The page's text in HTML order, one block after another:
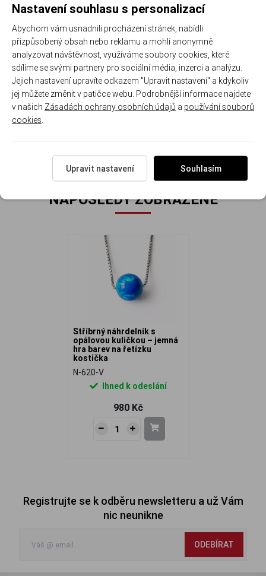
925/1000
kostička řetízek
0,5 mm
Zapínání: karabinka
Průměr opálové kuličky: 6 mm. Hmotnost náhrdelníku: 1.5
g.
NAPOSLEDY ZOBRAZENÉ
Stříbrný náhrdelník s
opálovou kuličkou – jemná
hra barev na řetízku
kostička
N-620-V
Ihned k odeslání
980 Kč
Registrujte se k odběru newsletteru a už Vám
nic neunikne
ODEBÍRAT
Nastavení souhlasu s personalizací
Abychom vám usnadnili procházení stránek, nabídli
přizpůsobený obsah nebo reklamu a mohli anonymně
analyzovat návštěvnost, využíváme soubory cookies, které
sdílíme se svými partnery pro sociální média, inzerci a analýzu.
Jejich nastavení upravíte odkazem "Upravit nastavení" a kdykoliv
jej můžete změnit v patičce webu. Podrobnější informace najdete
v našich Zásadách ochrany osobních údajů a používání souborů
cookies
Upravit nastavení Souhlasím